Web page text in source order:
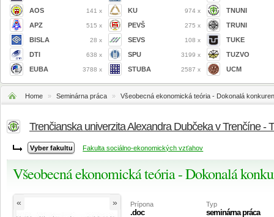
AOS 141 x
APZ 515 x
BISLA 28 x
DTI 638 x
EUBA 3788 x
KU 974 x
PEVŠ 275 x
SEVS 108 x
SPU 3199 x
STUBA 2587 x
TNUNI
TRUNI
TUKE
TUZVO
UCM
Home » Seminárna práca » Všeobecná ekonomická teória - Dokonalá
Trenčianska univerzita Alexandra Dubčeka v Trenčíne -
Fakulta sociálno-ekonomických vzťahov
Všeobecná ekonomická teória - Dokonalá
« » Prípona
.doc
Typ
seminárna práca